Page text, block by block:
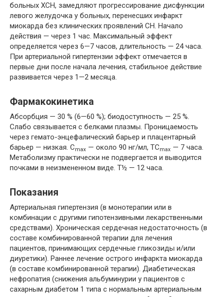
больных ХСН, замедляют прогрессирование дисфункции
левого желудочка у больных, перенесших инфаркт
миокарда без клинических проявлений СН. Начало
действия — через 1 час. Максимальный эффект
определяется через 6—7 часов, длительность — 24 часа.
При артериальной гипертензии эффект отмечается в
первые дни после начала лечения, стабильное действие
развивается через 1—2 месяца.
Фармакокинетика
Абсорбция — 30 % (6—60 %); биодоступность — 25 %.
Слабо связывается с белками плазмы. Проницаемость
через гемато-энцефалический барьер и плацентарный
барьер — низкая. Cmax — около 90 нг/мл, TCmax — 7 часа.
Метаболизму практически не подвергается и выводится
почками в неизмененном виде. T½ — 12 часа.
Показания
Артериальная гипертензия (в монотерапии или в
комбинации с другими гипотензивными лекарственными
средствами). Хроническая сердечная недостаточность (в
составе комбинированной терапии для лечения
пациентов, принимающих сердечные гликозиды и/или
диуретики). Раннее лечение острого инфаркта миокарда
(в составе комбинированной терапии). Диабетическая
нефропатия (снижения альбуминурии у пациентов с
сахарным диабетом 1 типа с нормальным артериальным